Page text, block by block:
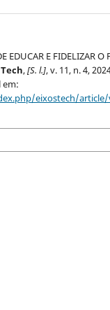
EDUCAR E FIDELIZAR O
,[S. l.], v. 11, n. 4,
em:
eixostech/